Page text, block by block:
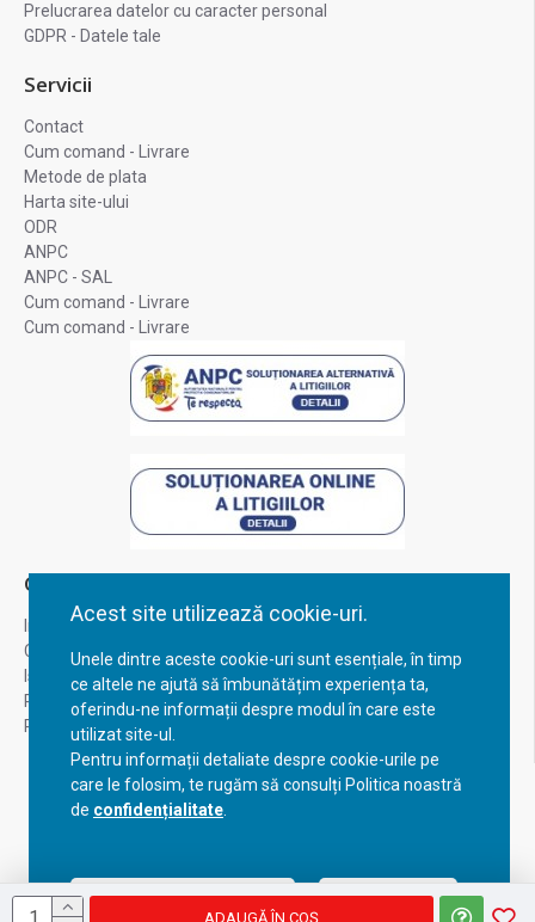
Acest site utilizează cookie-uri.
Unele dintre aceste cookie-uri sunt esențiale, în timp
ce altele ne ajută să îmbunătățim experiența ta,
oferindu-ne informații despre modul în care este
utilizat site-ul.
Pentru informații detaliate despre cookie-urile pe
care le folosim, te rugăm să consulți Politica noastră
de confidențialitate
Acceptă setările curente Configurează
ADAUGĂ ÎN COŞ
Prelucrarea datelor cu caracter personal
GDPR - Datele tale
Servicii
Contact
Cum comand - Livrare
Metode de plata
Harta site-ului
ODR
ANPC
ANPC - SAL
Cum comand - Livrare
Cum comand - Livrare
Contul Meu
Inregistrare
Contul meu
Istoric comenzi
Recuperare parola
Returnare produs